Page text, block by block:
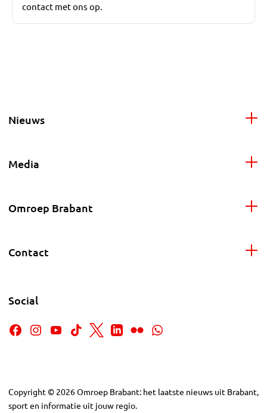
contact met ons op.
Nieuws
Media
Omroep Brabant
Contact
Social
Copyright © 2026Omroep Brabant: het laatste nieuws uit Brabant,
sport en informatie uit jouw regio.